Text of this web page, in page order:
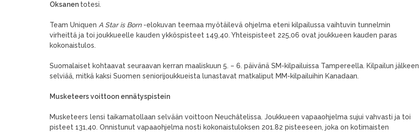
Oksanen totesi.
Team Uniquen A Star is Born-elokuvan teemaa myötäilevä ohjelma eteni kilpailussa vaihtuvin tunnelmin
virheittä ja toi joukkueelle kauden ykköspisteet 149,40. Yhteispisteet 225,06 ovat joukkueen kauden paras
kokonaistulos.
Suomalaiset kohtaavat seuraavan kerran maaliskuun 5. – 6. päivänä SM-kilpailuissa Tampereella. Kilpailun jälkeen
selviää, mitkä kaksi Suomen seniorijoukkueista lunastavat matkaliput MM-kilpailuihin Kanadaan.
Musketeers voittoon ennätyspistein
Musketeers lensi taikamatollaan selvään voittoon Neuchâtelissa. Joukkueen vapaaohjelma sujui vahvasti ja toi
pisteet 131,40. Onnistunut vapaaohjelma nosti kokonaistuloksen 201.82 pisteeseen, joka on kotimaisten